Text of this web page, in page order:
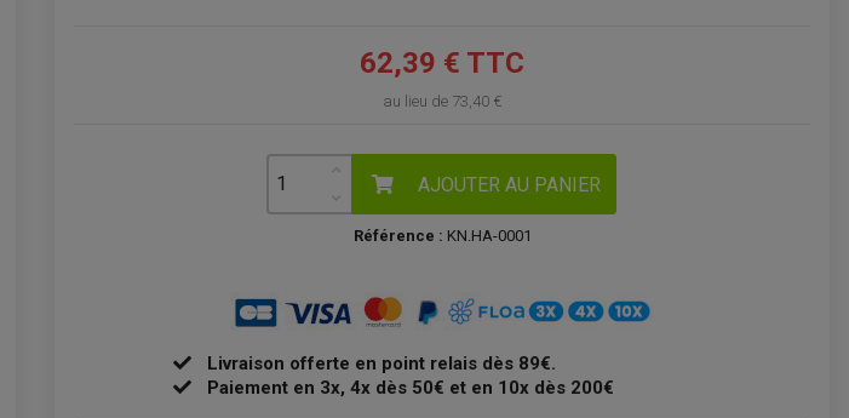
62,39 € TTC
au lieu de 73,40 €
AJOUTER AU PANIER
Référence : KN.HA-0001
Livraison offerte en point relais dès 89€.
Paiement en 3x, 4x dès 50€ et en 10x dès 200€